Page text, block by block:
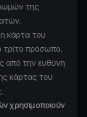
της
κάρτα του
τρίτο πρόσωπο.
από την ευθύνη
κάρτας του
χρησιμοποιούν